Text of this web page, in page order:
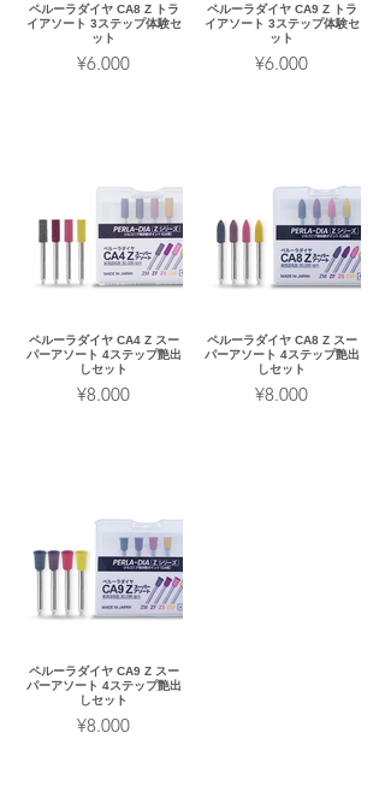
ペルーラダイヤ CA8 Z トラ
イアソート 3ステップ体験セ
ット
¥6.000
ペルーラダイヤ CA9 Z トラ
イアソート 3ステップ体験セ
ット
¥6.000
ペルーラダイヤ CA4 Z スー
パーアソート 4ステップ艶出
しセット
¥8.000
ペルーラダイヤ CA8 Z スー
パーアソート 4ステップ艶出
しセット
¥8.000
ペルーラダイヤ CA9 Z スー
パーアソート 4ステップ艶出
しセット
¥8.000